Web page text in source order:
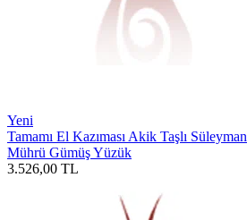
Yeni
Tamamı El Kazıması Akik Taşlı Süleyman
Mührü Gümüş Yüzük
3.526,00 TL